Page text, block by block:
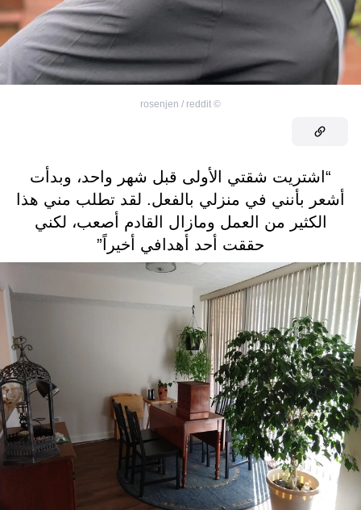
©
rosenjen / reddit
“اشتريت شقتي الأولى قبل شهر واحد، وبدأت
أشعر بأنني في منزلي بالفعل. لقد تطلب مني هذا
الكثير من العمل ومازال القادم أصعب، لكني
حققت أحد أهدافي أخيراً”